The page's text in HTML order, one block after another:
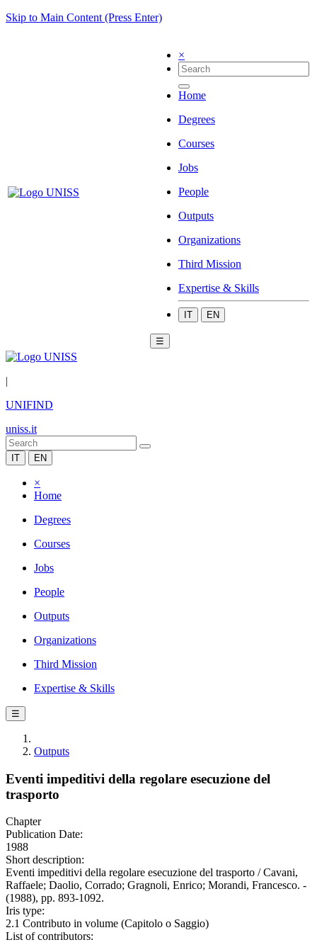
Skip to Main Content (Press Enter)
×
Home
Degrees
Courses
Jobs
People
Outputs
Organizations
Third Mission
Expertise & Skills
IT EN
☰
|
UNIFIND
uniss.it
IT EN
×
Home
Degrees
Courses
Jobs
People
Outputs
Organizations
Third Mission
Expertise & Skills
☰
Outputs
Eventi impeditivi della regolare esecuzione del
trasporto
Chapter
Publication Date:
1988
Short description:
Eventi impeditivi della regolare esecuzione del trasporto / Cavani,
Raffaele; Daolio, Corrado; Gragnoli, Enrico; Morandi, Francesco. -
(1988), pp. 893-1092.
Iris type:
2.1 Contributo in volume (Capitolo o Saggio)
List of contributors: